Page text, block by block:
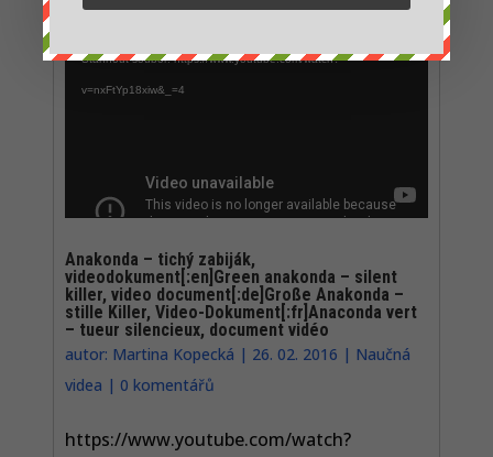
přehrávač
Stáhnout soubor: https://www.youtube.com/watch?
v=nxFtYp18xiw&_=4
Anakonda – tichý zabiják,
videodokument[:en]Green anakonda – silent
killer, video document[:de]Große Anakonda –
stille Killer, Video-Dokument[:fr]Anaconda vert
– tueur silencieux, document vidéo
autor: Martina Kopecká | 26. 02. 2016 | Naučná
videa | 0 komentářů
https://www.youtube.com/watch?